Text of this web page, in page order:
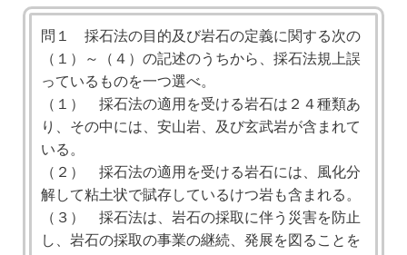
問１ 採石法の目的及び岩石の定義に関する次の
（１）～（４）の記述のうちから、採石法規上誤
っているものを一つ選べ。
（１） 採石法の適用を受ける岩石は２４種類あ
り、その中には、安山岩、及び玄武岩が含まれて
いる。
（２） 採石法の適用を受ける岩石には、風化分
解して粘土状で賦存しているけつ岩も含まれる。
（３） 採石法は、岩石の採取に伴う災害を防止
し、岩石の採取の事業の継続、発展を図ることを